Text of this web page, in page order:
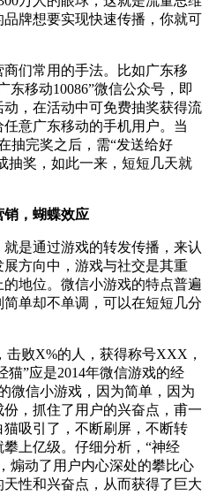
牌想要实现快速传播，你就可
们常用的手法。比如广东移
东移动10086”微信公众号，即
，在活动中可免费抽奖获得流
意广东移动的手机用户。当
抽完奖之后，需“发送给好
抽奖，如此一来，短短几天就
，蝴蝶效应
是通过游戏的转发传播，来认
方向中，游戏与社交是其重
地位。微信小游戏的特点普遍
单却不单调，可以在短短几分
败X%的人，获得称号XXX，
”应是2014年微信游戏的经
微信小游戏，因为简单，因为
，抓住了用户的兴奋点，甫一
吸引了，不断刷屏，不断转
上亿级。仔细分析，“神经
煽动了用户内心深处的攀比心
性和兴奋点，从而获得了巨大